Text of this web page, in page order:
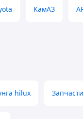
КамАЗ
hilux